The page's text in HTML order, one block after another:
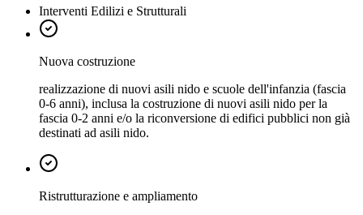
Interventi Edilizi e Strutturali
Nuova costruzione
realizzazione di nuovi asili nido e scuole dell'infanzia (fascia
0-6 anni), inclusa la costruzione di nuovi asili nido per la
fascia 0-2 anni e/o la riconversione di edifici pubblici non già
destinati ad asili nido.
Ristrutturazione e ampliamento